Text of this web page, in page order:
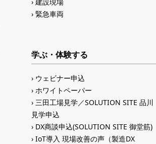
緊急車両
学ぶ・体験する
ウェビナー申込
ホワイトペーパー
三田工場見学／SOLUTION SITE 品川
見学申込
DX商談申込(SOLUTION SITE 御堂筋)
IoT導入 現場改善の声（製造DX